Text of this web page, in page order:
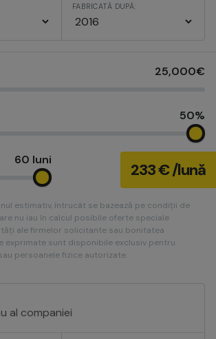
FABRICATĂ DUPĂ:
25,000€
50%
60 luni
233 € /lună
estimativ, întrucât se bazează pe condiții de
nu iau în calcul posibile oferte speciale
ale firmelor solicitante sau bonitatea
exprimate sunt disponibile exclusiv pentru
persoanele fizice autorizate.